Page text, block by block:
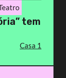
tem
Casa 1